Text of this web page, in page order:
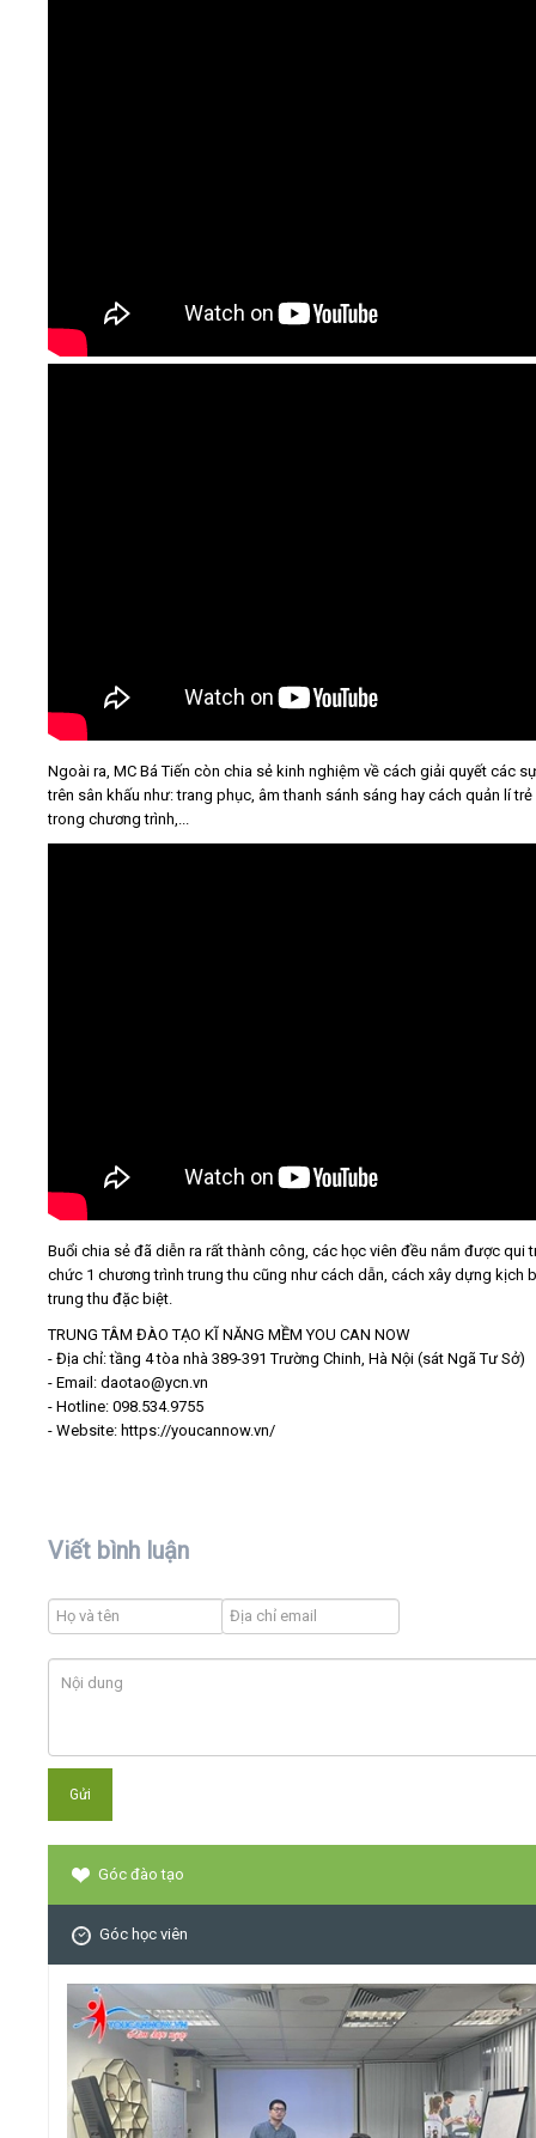
Ngoài ra, MC Bá Tiến còn chia sẻ kinh nghiệm về cách giải quyết các
trên sân khấu như: trang phục, âm thanh sánh sáng hay cách quản lí trẻ
trong chương trình,...
Buổi chia sẻ đã diễn ra rất thành công, các học viên đều nắm được qui
chức 1 chương trình trung thu cũng như cách dẫn, cách xây dựng kịch
trung thu đặc biệt.
TRUNG TÂM ĐÀO TẠO KĨ NĂNG MỀM YOU CAN NOW
- Địa chỉ: tầng 4 tòa nhà 389-391 Trường Chinh, Hà Nội (sát Ngã Tư Sở)
- Email: daotao@ycn.vn
- Hotline: 098.534.9755
- Website: https://youcannow.vn/
Viết bình luận
Góc đào tạo
Góc học viên